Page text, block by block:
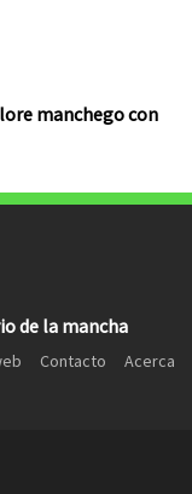
manchego con
de la mancha
Contacto
Acerca